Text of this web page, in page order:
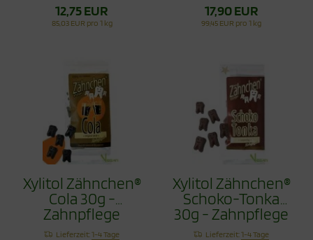
12,75 EUR
85,03 EUR pro 1 kg
17,90 EUR
99,45 EUR pro 1 kg
Xylitol Zähnchen®
Cola 30g -
Zahnpflege
Bonbons
Lieferzeit:1-4 Tage
Xylitol Zähnchen®
Schoko-Tonka
30g - Zahnpflege
Bonbons
Lieferzeit:1-4 Tage